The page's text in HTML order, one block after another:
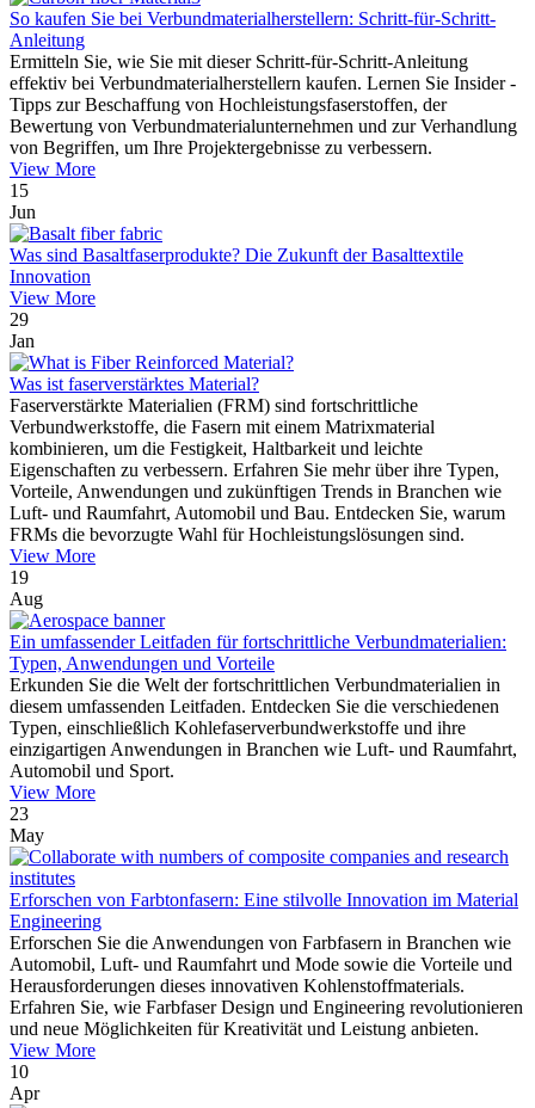
So kaufen Sie bei Verbundmaterialherstellern: Schritt-für-Schritt-
Anleitung
Ermitteln Sie, wie Sie mit dieser Schritt-für-Schritt-Anleitung
effektiv bei Verbundmaterialherstellern kaufen. Lernen Sie Insider -
Tipps zur Beschaffung von Hochleistungsfaserstoffen, der
Bewertung von Verbundmaterialunternehmen und zur Verhandlung
von Begriffen, um Ihre Projektergebnisse zu verbessern.
View More
15
Jun
Was sind Basaltfaserprodukte? Die Zukunft der Basalttextile
Innovation
View More
29
Jan
Was ist faserverstärktes Material?
Faserverstärkte Materialien (FRM) sind fortschrittliche
Verbundwerkstoffe, die Fasern mit einem Matrixmaterial
kombinieren, um die Festigkeit, Haltbarkeit und leichte
Eigenschaften zu verbessern. Erfahren Sie mehr über ihre Typen,
Vorteile, Anwendungen und zukünftigen Trends in Branchen wie
Luft- und Raumfahrt, Automobil und Bau. Entdecken Sie, warum
FRMs die bevorzugte Wahl für Hochleistungslösungen sind.
View More
19
Aug
Ein umfassender Leitfaden für fortschrittliche Verbundmaterialien:
Typen, Anwendungen und Vorteile
Erkunden Sie die Welt der fortschrittlichen Verbundmaterialien in
diesem umfassenden Leitfaden. Entdecken Sie die verschiedenen
Typen, einschließlich Kohlefaserverbundwerkstoffe und ihre
einzigartigen Anwendungen in Branchen wie Luft- und Raumfahrt,
Automobil und Sport.
View More
23
May
Erforschen von Farbtonfasern: Eine stilvolle Innovation im Material
Engineering
Erforschen Sie die Anwendungen von Farbfasern in Branchen wie
Automobil, Luft- und Raumfahrt und Mode sowie die Vorteile und
Herausforderungen dieses innovativen Kohlenstoffmaterials.
Erfahren Sie, wie Farbfaser Design und Engineering revolutionieren
und neue Möglichkeiten für Kreativität und Leistung anbieten.
View More
10
Apr